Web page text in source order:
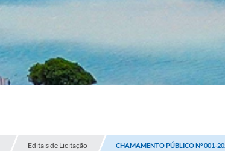
Editais de Licitação CHAMAMENTO PÚBLICO N° 001-